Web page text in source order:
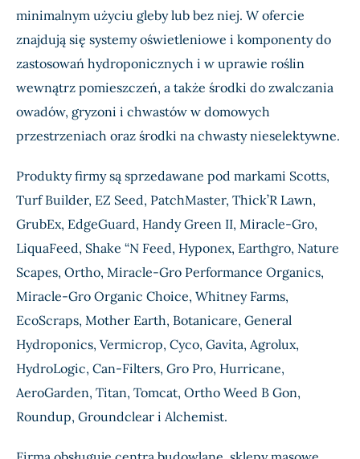
minimalnym użyciu gleby lub bez niej. W ofercie
znajdują się systemy oświetleniowe i komponenty do
zastosowań hydroponicznych i w uprawie roślin
wewnątrz pomieszczeń, a także środki do zwalczania
owadów, gryzoni i chwastów w domowych
przestrzeniach oraz środki na chwasty nieselektywne.
Produkty firmy są sprzedawane pod markami Scotts,
Turf Builder, EZ Seed, PatchMaster, Thick’R Lawn,
GrubEx, EdgeGuard, Handy Green II, Miracle-Gro,
LiquaFeed, Shake “N Feed, Hyponex, Earthgro, Nature
Scapes, Ortho, Miracle-Gro Performance Organics,
Miracle-Gro Organic Choice, Whitney Farms,
EcoScraps, Mother Earth, Botanicare, General
Hydroponics, Vermicrop, Cyco, Gavita, Agrolux,
HydroLogic, Can-Filters, Gro Pro, Hurricane,
AeroGarden, Titan, Tomcat, Ortho Weed B Gon,
Roundup, Groundclear i Alchemist.